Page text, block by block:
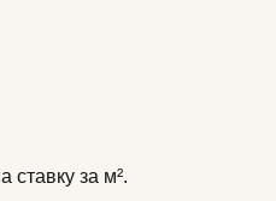
ставку за м².